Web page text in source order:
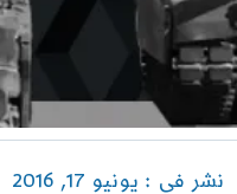
نشر في : يونيو 17, 2016